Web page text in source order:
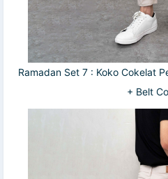
Ramadan Set 7 : Koko Cokelat
+ Belt